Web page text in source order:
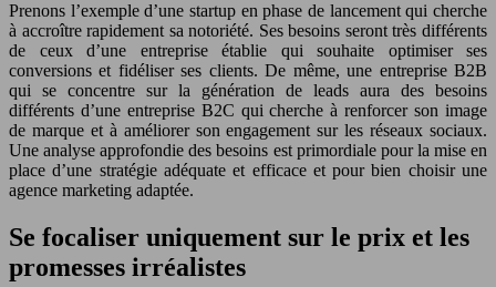
Prenons l’exemple d’une startup en phase de lancement qui cherche
à accroître rapidement sa notoriété. Ses besoins seront très différents
de ceux d’une entreprise établie qui souhaite optimiser ses
conversions et fidéliser ses clients. De même, une entreprise B2B
qui se concentre sur la génération de leads aura des besoins
différents d’une entreprise B2C qui cherche à renforcer son image
de marque et à améliorer son engagement sur les réseaux sociaux.
Une analyse approfondie des besoins est primordiale pour la mise en
place d’une stratégie adéquate et efficace et pour bien choisir une
agence marketing adaptée.
Se focaliser uniquement sur le prix et les
promesses irréalistes